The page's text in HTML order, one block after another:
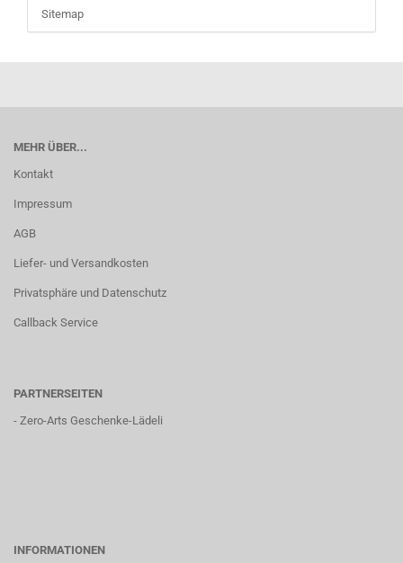
Sitemap
MEHR ÜBER...
Kontakt
Impressum
AGB
Liefer- und Versandkosten
Privatsphäre und Datenschutz
Callback Service
PARTNERSEITEN
- Zero-Arts Geschenke-Lädeli
INFORMATIONEN